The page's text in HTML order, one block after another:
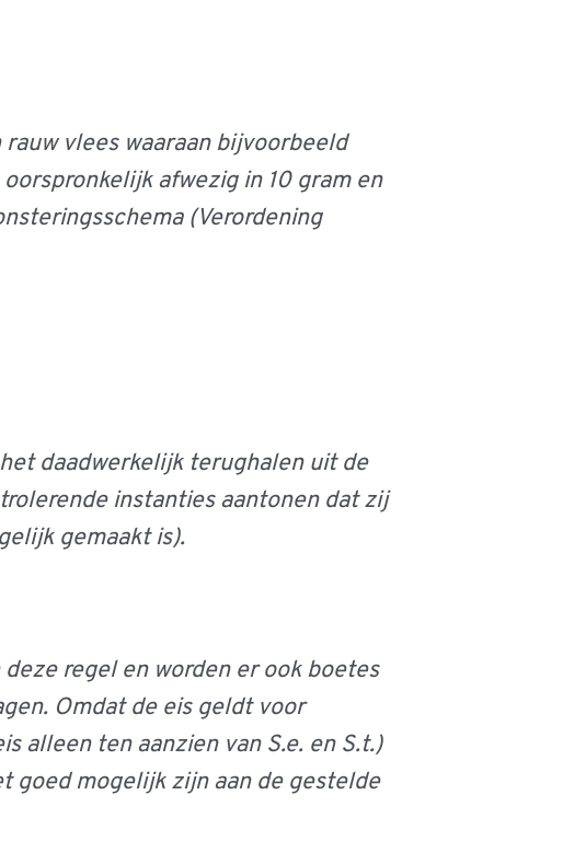
vlees waaraan bijvoorbeeld
afwezig in 10 gram en
(Verordening
daadwerkelijk terughalen uit de
instanties aantonen dat zij
gemaakt is).
regel en worden er ook boetes
Omdat de eis geldt voor
alleen ten aanzien van S.e. en S.t.)
goed mogelijk zijn aan de gestelde